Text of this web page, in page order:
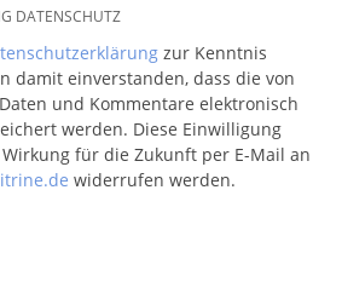
DATENSCHUTZ
zur Kenntnis
damit einverstanden, dass die von
und Kommentare elektronisch
werden. Diese Einwilligung
für die Zukunft per E-Mail an
widerrufen werden.